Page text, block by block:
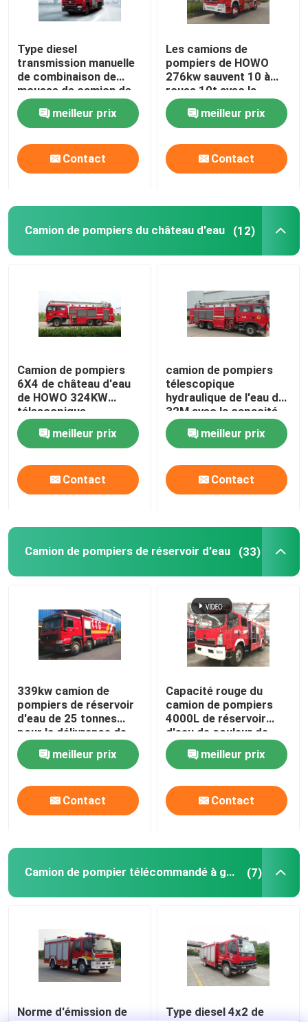
Type diesel
transmission manuelle
de combinaison de
mousse de camion de
pompiers de poudre
sèche
multifonctionnelle
meilleur prix
Contact
Les camions de
pompiers de HOWO
276kw sauvent 10 à
roues 10t avec la
combinaison de poudre
de moussemeilleur prix
Contact
Camion de pompiers du château d'eau (12)
Camion de pompiers
6X4 de château d'eau
de HOWO 324KW
télescopique
hydraulique de 32
mètresmeilleur prix
Contact
camion de pompiers
télescopique
hydraulique de l'eau de
32M avec la capacité
de mousse de l'eau
2000L de 5000L
meilleur prix
Contact
Camion de pompiers de réservoir d'eau (33)
339kw camion de
pompiers de réservoir
d'eau de 25 tonnes
pour la délivrance de
secours de lutte
contre l'incendie
meilleur prix
Contact
Capacité rouge du
camion de pompiers
4000L de réservoir
d'eau de couleur de
HOWO pour la
pulvérisation
polyvalente de route
meilleur prix
Contact
Camion de pompier télécommandé à gaz (7)
Norme d'émission de
Type diesel 4x2 de